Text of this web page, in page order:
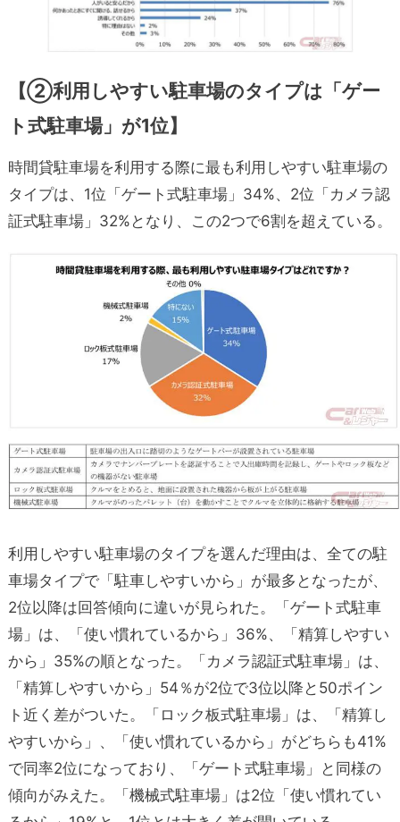
【②利用しやすい駐車場のタイプは「ゲー
ト式駐車場」が1位】
時間貸駐車場を利用する際に最も利用しやすい駐車場の
タイプは、1位「ゲート式駐車場」34%、2位「カメラ認
証式駐車場」32%となり、この2つで6割を超えている。
利用しやすい駐車場のタイプを選んだ理由は、全ての駐
車場タイプで「駐車しやすいから」が最多となったが、
2位以降は回答傾向に違いが見られた。「ゲート式駐車
場」は、「使い慣れているから」36%、「精算しやすい
から」35%の順となった。「カメラ認証式駐車場」は、
「精算しやすいから」54％が2位で3位以降と50ポイン
ト近く差がついた。「ロック板式駐車場」は、「精算し
やすいから」、「使い慣れているから」がどちらも41%
で同率2位になっており、「ゲート式駐車場」と同様の
傾向がみえた。「機械式駐車場」は2位「使い慣れてい